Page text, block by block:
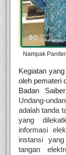
Nampak
Kegiatan
oleh pemateri
Badan
Undang-
adalah tanda
yang
informasi
instansi
tangan